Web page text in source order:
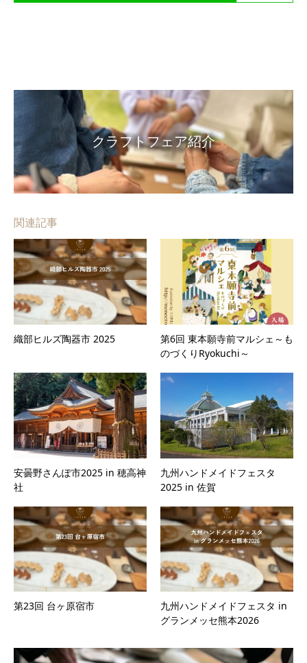
クラフトフェア紹介
関連記事
織部ヒルズ陶器市 2025
第6回 東本願寺前マルシェ～も
のづくりRyokuchi～
安曇野さんぽ市2025 in 穂高神
社
九州ハンドメイドフェスタ
2025 in 佐賀
第23回 台ヶ原宿市
九州ハンドメイドフェスタ in
グランメッセ熊本2026